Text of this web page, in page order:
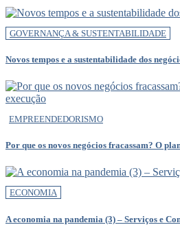
GOVERNANÇA & SUSTENTABILIDADE
Novos tempos e a sustentabilidade dos
EMPREENDEDORISMO
Por que os novos negócios fracassam? O
ECONOMIA
A economia na pandemia (3) – Serviços e